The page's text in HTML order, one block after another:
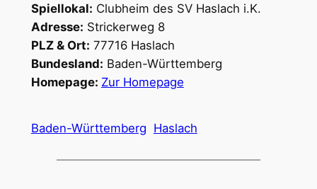
Spiellokal: Clubheim des SV Haslach i.K.
Adresse: Strickerweg 8
PLZ & Ort: 77716 Haslach
Bundesland: Baden-Württemberg
Homepage: Zur Homepage
Baden-Württemberg Haslach